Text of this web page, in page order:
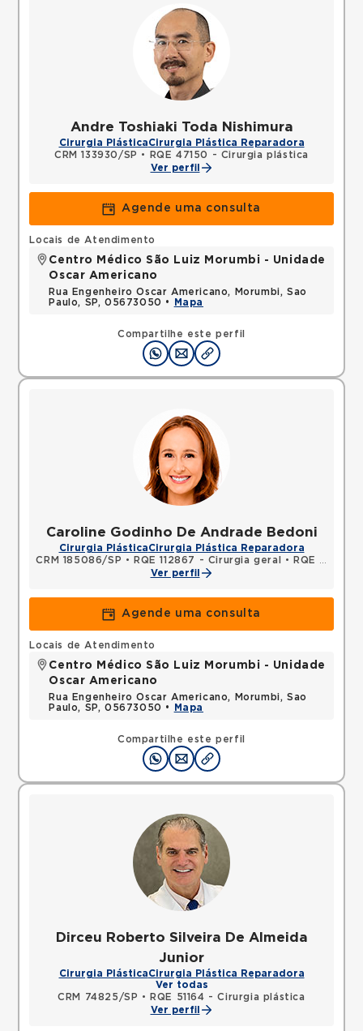
Andre Toshiaki Toda Nishimura
Cirurgia PlásticaCirurgia Plástica Reparadora
CRM 133930/SP •
RQE 47150 - Cirurgia plástica
Ver perfil
Agende uma consulta
Compartilhe este perfil
Locais de Atendimento
Centro Médico São Luiz Morumbi - Unidade
Oscar Americano
Rua Engenheiro Oscar Americano, Morumbi, Sao
Paulo, SP, 05673050 •
Mapa
Caroline Godinho De Andrade Bedoni
Cirurgia PlásticaCirurgia Plástica Reparadora
CRM 185086/SP • RQE 112867 - Cirurgia geral •
RQE 112868 - Cirurgia plástica
Ver perfil
Agende uma consulta
Compartilhe este perfil
Locais de Atendimento
Centro Médico São Luiz Morumbi - Unidade
Oscar Americano
Rua Engenheiro Oscar Americano, Morumbi, Sao
Paulo, SP, 05673050 •
Mapa
Dirceu Roberto Silveira De Almeida
Junior
Cirurgia PlásticaCirurgia Plástica Reparadora
Ver todas
CRM 74825/SP •
RQE 51164 - Cirurgia plástica
Ver perfil